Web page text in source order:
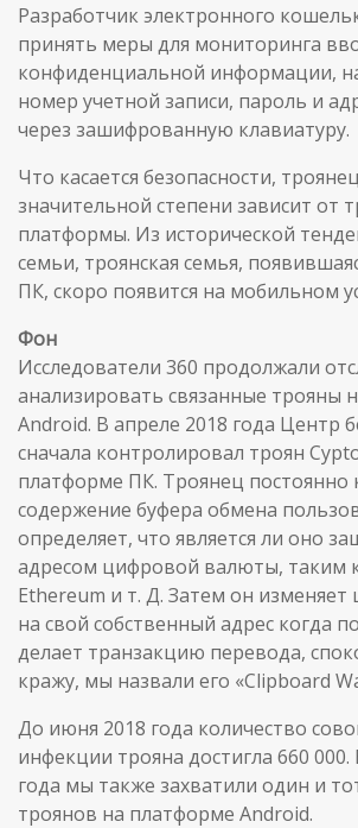
Разработчик электронного
принять меры для мониторинга
конфиденциальной информации,
номер учетной записи, пароль и
через зашифрованную клавиатуру.
Что касается безопасности,
значительной степени зависит от
платформы. Из исторической
семьи, троянская семья,
ПК, скоро появится на мобильном
Фон
Исследователи 360 продолжали
анализировать связанные трояны
Android. В апреле 2018 года Центр
сначала контролировал троян
платформе ПК. Троянец постоянно
содержение буфера обмена
определяет, что является ли оно
адресом цифровой валюты, таким
Ethereum и т. Д. Затем он изменяет
на свой собственный адрес когда
делает транзакцию перевода,
кражу, мы назвали его «Clipboard
До июня 2018 года количество
инфекции трояна достигла 660 000.
года мы также захватили один и
троянов на платформе Android.